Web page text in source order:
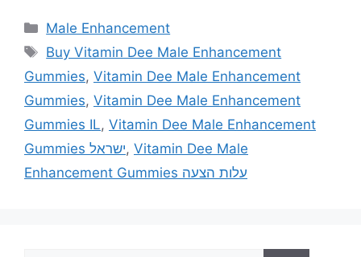
Categories
Male Enhancement
Tags
Buy Vitamin Dee Male Enhancement
Gummies, Vitamin Dee Male Enhancement
Gummies, Vitamin Dee Male Enhancement
Gummies IL, Vitamin Dee Male Enhancement
Gummies ישראל, Vitamin Dee Male
Enhancement Gummies עלות הצעה